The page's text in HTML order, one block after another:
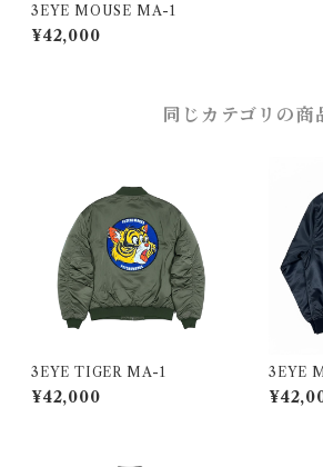
3EYE MOUSE MA-1
¥42,000
同じカテゴリの商
3EYE TIGER MA-1
¥42,000
3EYE